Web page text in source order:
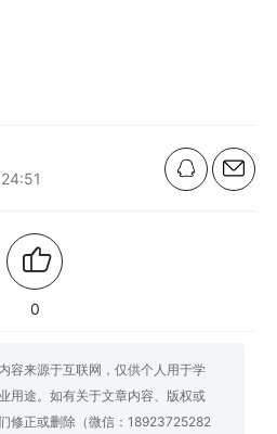
0
容来源于互联网，仅供个人用于学
用途。如有关于文章内容、版权或
修正或删除（微信：18923725282